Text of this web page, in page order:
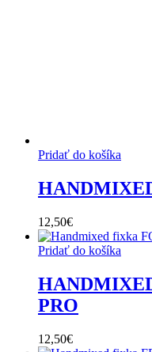
Pridať do košíka
12,50€
Pridať do košíka
PRO
12,50€